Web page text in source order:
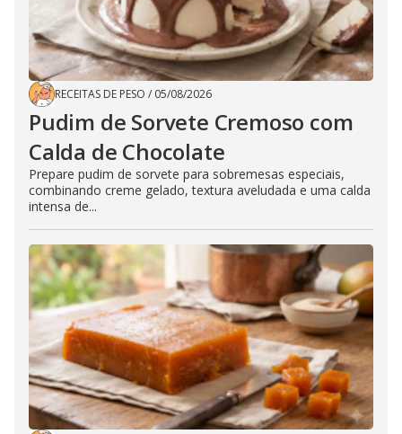
RECEITAS DE PESO / 05/08/2026
Pudim de Sorvete Cremoso com
Calda de Chocolate
Prepare pudim de sorvete para sobremesas especiais,
combinando creme gelado, textura aveludada e uma calda
intensa de...